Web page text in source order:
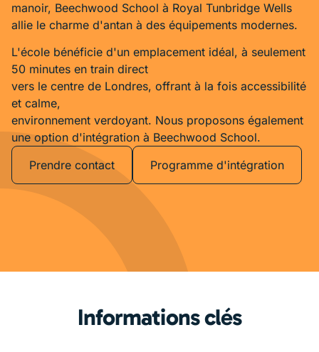
manoir, Beechwood School à Royal Tunbridge Wells
allie le charme d'antan à des équipements modernes.
L'école bénéficie d'un emplacement idéal, à seulement
50 minutes en train direct
vers le centre de Londres, offrant à la fois accessibilité
et calme,
environnement verdoyant. Nous proposons également
une option d'intégration à Beechwood School.
Prendre contact
Programme d'intégration
Informations clés